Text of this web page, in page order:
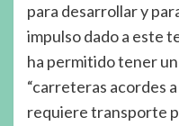
para desarrollar y
impulso dado a este
ha permitido tener
“carreteras acordes
requiere transporte